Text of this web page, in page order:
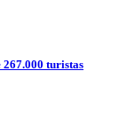
267.000 turistas